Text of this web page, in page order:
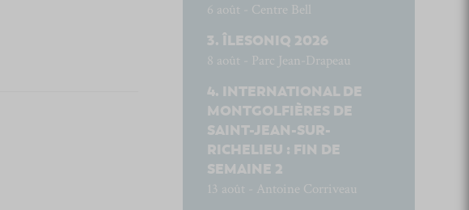
6 août - Centre Bell
ÎLESONIQ 2026
8 août - Parc Jean-Drapeau
INTERNATIONAL DE
MONTGOLFIÈRES DE
SAINT-JEAN-SUR-
RICHELIEU : FIN DE
SEMAINE 2
13 août - Antoine Corriveau